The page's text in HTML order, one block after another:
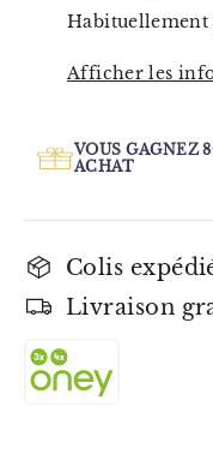
Habituellement
Afficher les
VOUS GAGNEZ
ACHAT
Colis
Livraison